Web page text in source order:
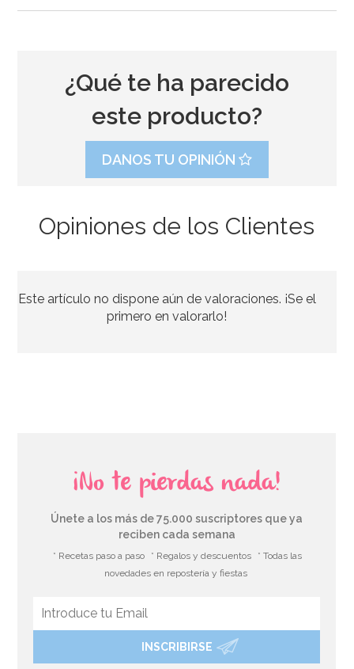
2,75€
Preparado para Bizcocho 1 Kg - FunCakes
¿Qué te ha parecido
este producto?
DANOS TU OPINIÓN
Opiniones de los Clientes
Este artículo no dispone aún de valoraciones. ¡Se el
primero en valorarlo!
¡No te pierdas nada!
Únete a los más de 75.000 suscriptores que ya
reciben cada semana
* Recetas paso a paso * Regalos y descuentos
* Todas las
novedades en repostería y fiestas
INSCRIBIRSE